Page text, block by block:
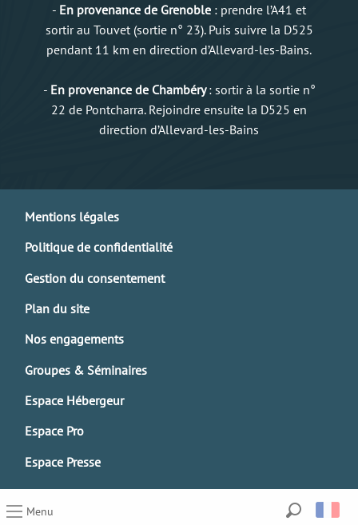
Menu
- En provenance de Grenoble : prendre l’A41 et
sortir au Touvet (sortie n° 23). Puis suivre la D525
pendant 11 km en direction d’Allevard-les-Bains.
- En provenance de Chambéry: sortir à la sortie n°
22 de Pontcharra. Rejoindre ensuite la D525 en
direction d’Allevard-les-Bains
Mentions légales
Politique de confidentialité
Gestion du consentement
Plan du site
Nos engagements
Groupes & Séminaires
Espace Hébergeur
Espace Pro
Espace Presse